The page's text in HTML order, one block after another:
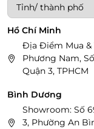
Hồ Chí Minh
Địa Điểm Mua &
Phương Nam,
Quận 3, TPHCM
Bình Dương
Showroom: Số
3, Phường An